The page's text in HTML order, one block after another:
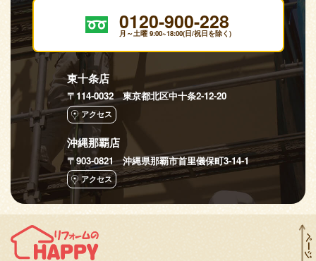
0120-900-228
月～土曜 9:00~18:00(日/祝日を除く)
東十条店
〒114-0032 東京都北区中十条2-12-20
アクセス
沖縄那覇店
〒903-0821 沖縄県那覇市首里儀保町3-14-1
アクセス